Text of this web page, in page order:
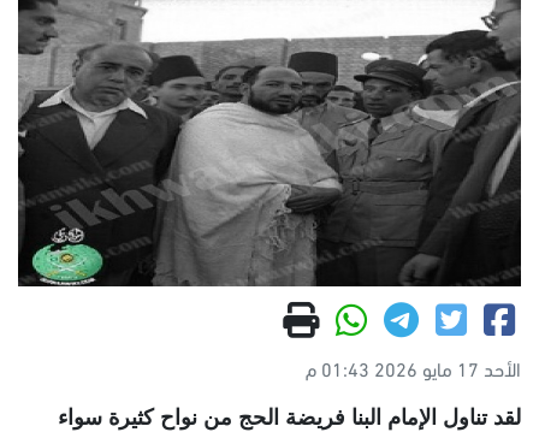
الأحد 17 مايو 2026 01:43 م
لقد تناول الإمام البنا فريضة الحج من نواح كثيرة سواء